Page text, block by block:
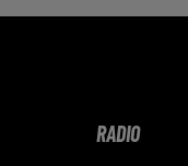
RADIO